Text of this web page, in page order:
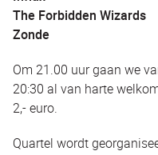
The Forbidden Wizards
Zonde
Om 21.00 uur gaan we
20:30 al van harte
2,- euro.
Quartel wordt